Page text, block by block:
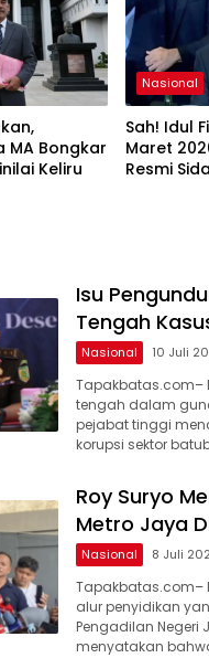
MA Bongkar
Keliru
Nasional
Sah! Idul
Maret
Resmi
Isu
Tengah
Nasional 10 Juli
Tapakbatas.com–
tengah dalam
pejabat tinggi
korupsi sektor
Roy Suryo
Metro Jaya
Nasional 8 Juli
Tapakbatas.com–
alur penyidikan
Pengadilan Negeri
menyatakan